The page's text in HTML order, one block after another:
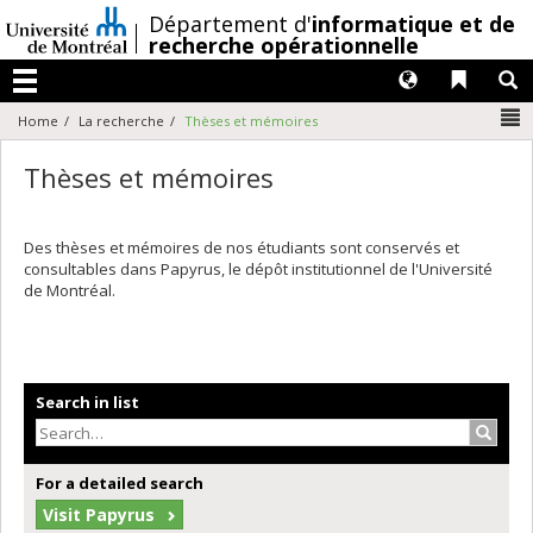
au
contenu
/Département d'informatique et de
recherche opérationnelle
Menu
Liens
Langues
Home La recherche Thèses et mémoires
Thèses et mémoires
Des thèses et mémoires de nos étudiants sont conservés et
consultables dans Papyrus, le dépôt institutionnel de l'Université
de Montréal.
Search in list
For a detailed search
Visit Papyrus